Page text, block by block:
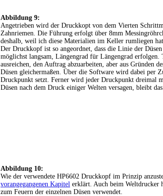
Abbildung 9:
Angetrieben wird der Druckkopt von dem Vierten
Zahnriemen. Die Führung erfolgt über 8mm
deshalb, weil ich diese Materialien im Keller rumliegen
Der Druckkopf ist so angeordnet, dass die Linie der
möglichst langsam, Längengrad für Längengrad erfolgen.
ausreichen, den Auftrag abzuarbeiten, aber aus Gründen
Düsen gleichermaßen. Über die Software wird dabei per
Druckpunkt setzt. Ferner wird jeder Druckpunkt dreimal
Düsen nach dem Druck einiger Welten versagen, bleibt
Abbildung 10:
Wie der verwendete HP6602 Druckkopf im Prinzip
vorangegangenen Kapitel erklärt. Auch beim Weltdrucker
zum Feuern der einzelnen Düsen verwendet.